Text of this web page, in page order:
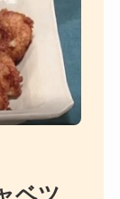
ベツ